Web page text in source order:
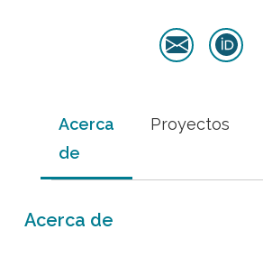
Acerca
de
Proyectos
Acerca de